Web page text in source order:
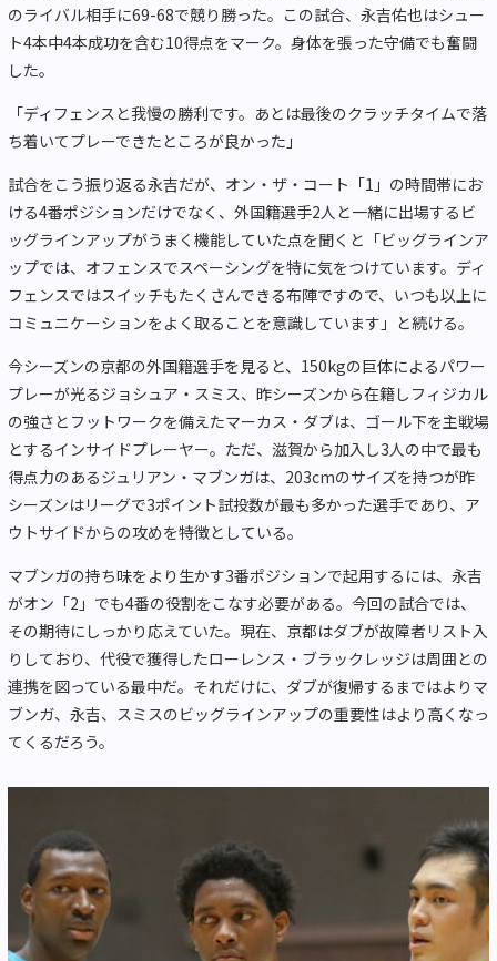
のライバル相手に69-68で競り勝った。この試合、永吉佑也はシュー
ト4本中4本成功を含む10得点をマーク。身体を張った守備でも奮闘
した。
「ディフェンスと我慢の勝利です。あとは最後のクラッチタイムで落
ち着いてプレーできたところが良かった」
試合をこう振り返る永吉だが、オン・ザ・コート「1」の時間帯にお
ける4番ポジションだけでなく、外国籍選手2人と一緒に出場するビ
ッグラインアップがうまく機能していた点を聞くと「ビッグラインア
ップでは、オフェンスでスペーシングを特に気をつけています。ディ
フェンスではスイッチもたくさんできる布陣ですので、いつも以上に
コミュニケーションをよく取ることを意識しています」と続ける。
今シーズンの京都の外国籍選手を見ると、150kgの巨体によるパワー
プレーが光るジョシュア・スミス、昨シーズンから在籍しフィジカル
の強さとフットワークを備えたマーカス・ダブは、ゴール下を主戦場
とするインサイドプレーヤー。ただ、滋賀から加入し3人の中で最も
得点力のあるジュリアン・マブンガは、203cmのサイズを持つが昨
シーズンはリーグで3ポイント試投数が最も多かった選手であり、ア
ウトサイドからの攻めを特徴としている。
マブンガの持ち味をより生かす3番ポジションで起用するには、永吉
がオン「2」でも4番の役割をこなす必要がある。今回の試合では、
その期待にしっかり応えていた。現在、京都はダブが故障者リスト入
りしており、代役で獲得したローレンス・ブラックレッジは周囲との
連携を図っている最中だ。それだけに、ダブが復帰するまではよりマ
ブンガ、永吉、スミスのビッグラインアップの重要性はより高くなっ
てくるだろう。